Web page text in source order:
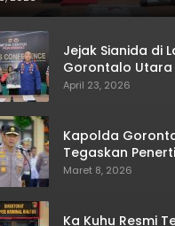
Jejak Sianida di
Gorontalo Utara
Terkuak
April 23, 2026
Kapolda
Tegaskan
Terus Berjalan
Maret 8, 2026
Ka Kuhu Resmi